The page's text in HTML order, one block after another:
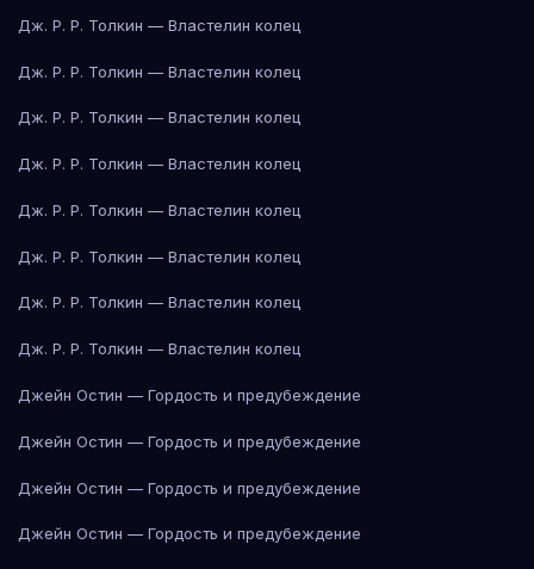
Дж. Р. Р. Толкин — Властелин колец
Дж. Р. Р. Толкин — Властелин колец
Дж. Р. Р. Толкин — Властелин колец
Дж. Р. Р. Толкин — Властелин колец
Дж. Р. Р. Толкин — Властелин колец
Дж. Р. Р. Толкин — Властелин колец
Дж. Р. Р. Толкин — Властелин колец
Дж. Р. Р. Толкин — Властелин колец
Джейн Остин — Гордость и предубеждение
Джейн Остин — Гордость и предубеждение
Джейн Остин — Гордость и предубеждение
Джейн Остин — Гордость и предубеждение